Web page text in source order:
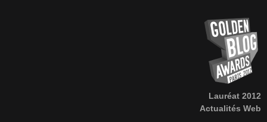
Lauréat 2012
Actualités Web